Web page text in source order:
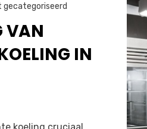
gecategoriseerd
VAN
IN